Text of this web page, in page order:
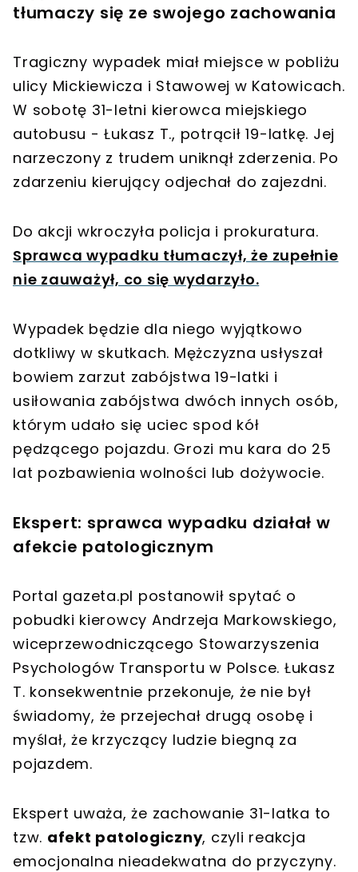
tłumaczy się ze swojego zachowania
Tragiczny wypadek miał miejsce w pobliżu
ulicy Mickiewicza i Stawowej w Katowicach.
W sobotę 31-letni kierowca miejskiego
autobusu - Łukasz T., potrącił 19-latkę. Jej
narzeczony z trudem uniknął zderzenia. Po
zdarzeniu kierujący odjechał do zajezdni.
Do akcji wkroczyła policja i prokuratura.
Sprawca wypadku tłumaczył, że zupełnie
nie zauważył, co się wydarzyło.
Wypadek będzie dla niego wyjątkowo
dotkliwy w skutkach. Mężczyzna usłyszał
bowiem zarzut zabójstwa 19-latki i
usiłowania zabójstwa dwóch innych osób,
którym udało się uciec spod kół
pędzącego pojazdu. Grozi mu kara do 25
lat pozbawienia wolności lub dożywocie.
Ekspert: sprawca wypadku działał w
afekcie patologicznym
Portal gazeta.pl postanowił spytać o
pobudki kierowcy Andrzeja Markowskiego,
wiceprzewodniczącego Stowarzyszenia
Psychologów Transportu w Polsce. Łukasz
T. konsekwentnie przekonuje, że nie był
świadomy, że przejechał drugą osobę i
myślał, że krzyczący ludzie biegną za
pojazdem.
Ekspert uważa, że zachowanie 31-latka to
tzw. afekt patologiczny, czyli reakcja
emocjonalna nieadekwatna do przyczyny.